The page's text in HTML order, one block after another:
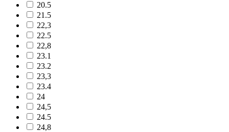
20.5
21.5
22,3
22.5
22,8
23.1
23.2
23,3
23.4
24
24,5
24.5
24,8